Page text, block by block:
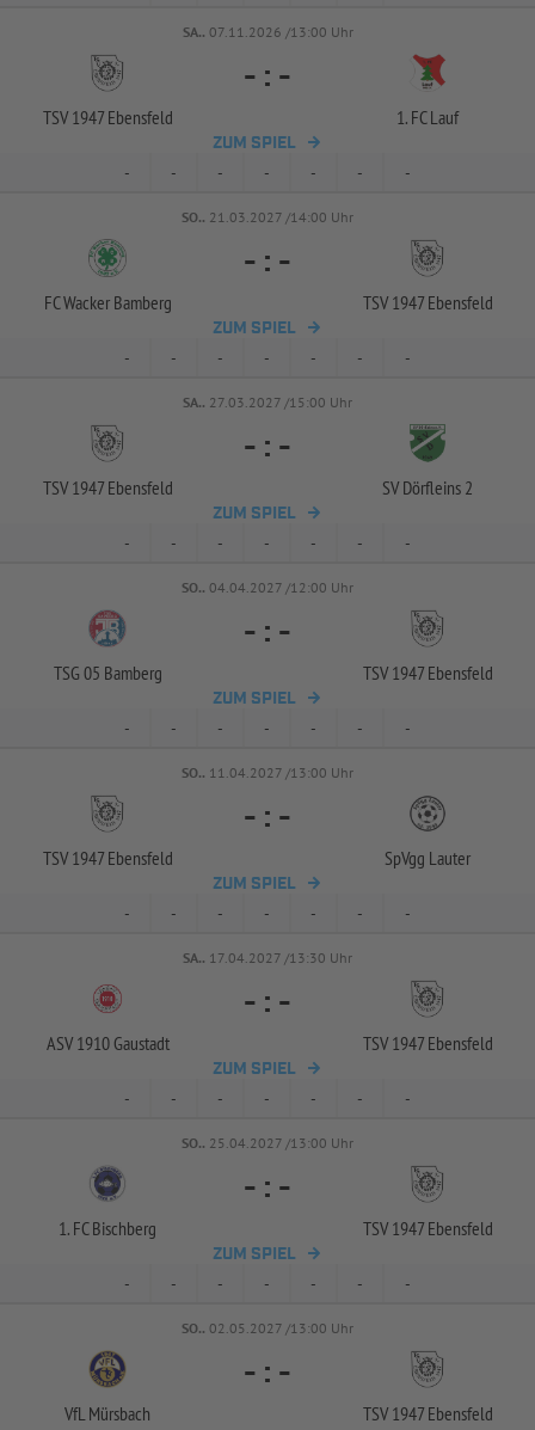
SA.. 07.11.2026 /13:00 Uhr
TSV 1947 Ebensfeld
- : -
1. FC Lauf
ZUM SPIEL
- - - - - - -
SO.. 21.03.2027 /14:00 Uhr
FC Wacker Bamberg
- : -
TSV 1947 Ebensfeld
ZUM SPIEL
- - - - - - -
SA.. 27.03.2027 /15:00 Uhr
TSV 1947 Ebensfeld
- : -
SV Dörfleins 2
ZUM SPIEL
- - - - - - -
SO.. 04.04.2027 /12:00 Uhr
TSG 05 Bamberg
- : -
TSV 1947 Ebensfeld
ZUM SPIEL
- - - - - - -
SO.. 11.04.2027 /13:00 Uhr
TSV 1947 Ebensfeld
- : -
SpVgg Lauter
ZUM SPIEL
- - - - - - -
SA.. 17.04.2027 /13:30 Uhr
ASV 1910 Gaustadt
- : -
TSV 1947 Ebensfeld
ZUM SPIEL
- - - - - - -
SO.. 25.04.2027 /13:00 Uhr
1. FC Bischberg
- : -
TSV 1947 Ebensfeld
ZUM SPIEL
- - - - - - -
SO.. 02.05.2027 /13:00 Uhr
VfL Mürsbach
- : -
TSV 1947 Ebensfeld